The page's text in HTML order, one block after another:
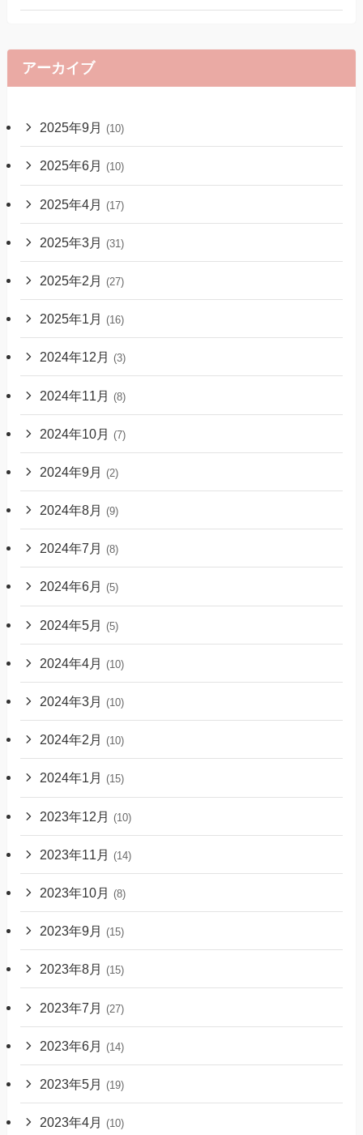
アーカイブ
2025年9月 (10)
2025年6月 (10)
2025年4月 (17)
2025年3月 (31)
2025年2月 (27)
2025年1月 (16)
2024年12月 (3)
2024年11月 (8)
2024年10月 (7)
2024年9月 (2)
2024年8月 (9)
2024年7月 (8)
2024年6月 (5)
2024年5月 (5)
2024年4月 (10)
2024年3月 (10)
2024年2月 (10)
2024年1月 (15)
2023年12月 (10)
2023年11月 (14)
2023年10月 (8)
2023年9月 (15)
2023年8月 (15)
2023年7月 (27)
2023年6月 (14)
2023年5月 (19)
2023年4月 (10)